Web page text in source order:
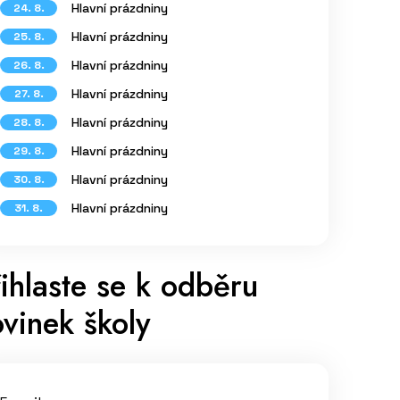
24. 8. Hlavní prázdniny
25. 8. Hlavní prázdniny
26. 8. Hlavní prázdniny
27. 8. Hlavní prázdniny
28. 8. Hlavní prázdniny
29. 8. Hlavní prázdniny
30. 8. Hlavní prázdniny
31. 8. Hlavní prázdniny
se k odběru
školy